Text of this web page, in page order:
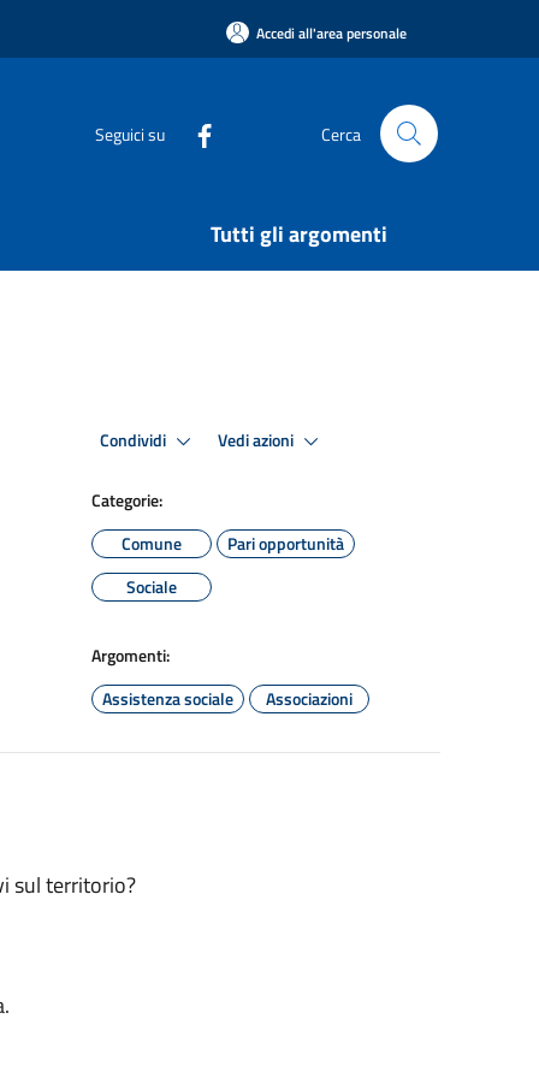
Accedi all'area personale
Seguici su Cerca
Tutti gli argomenti
Condividi Vedi azioni
Categorie:
Comune
Pari opportunità
Sociale
Argomenti:
Assistenza sociale
Associazioni
sul territorio?